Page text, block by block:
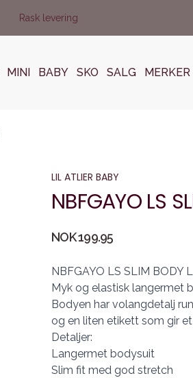
Rask levering
MINI BABY SKO SALG MERKER
LIL ATLIER BABY
NBFGAYO LS
Produktdetaljer
NOK 199.95
Description
NBFGAYO LS SLIM BODY
Myk og elastisk langermet
Bodyen har volangdetalj
og en liten etikett som gir
Detaljer:
Langermet bodysuit
Slim fit med god stretch